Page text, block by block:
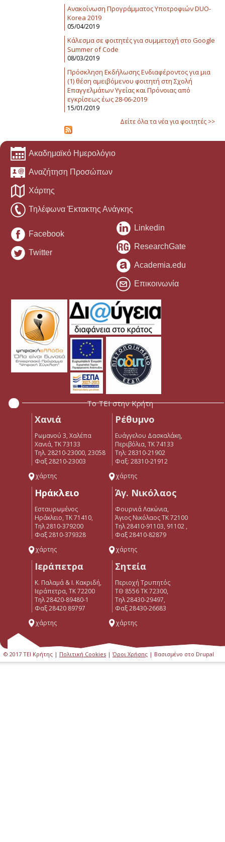
Ανακοίνωση Προγράμματος Υποτροφιών DUO-
Korea 2019
05/04/2019
Κάλεσμα σε φοιτητές για συμμετοχή στο Google
Summer of Code
08/03/2019
Πρόσκληση Εκδήλωσης Ενδιαφέροντος για μια
(1) θέση αμειβόμενου φοιτητή στη Σχολή
Επαγγελμάτων Υγείας και Πρόνοιας από
εγκρίσεως έως 28-06-2019
15/01/2019
Δείτε όλα τα νέα για φοιτητές >>
Ακαδημαϊκό Ημερολόγιο
Αναζήτηση Προσώπων
Χάρτης
Τηλέφωνα Έκτακτης Ανάγκης
Facebook
Twitter
Linkedin
ResearchGate
Academia.edu
Επικοινωνία
Το ΤΕΙ στην Κρήτη
Χανιά
Ρωμανού 3, Χαλέπα
Χανιά, ΤΚ 73133
Τηλ. 28210-23000, 23058
Φαξ 28210-23003
χάρτης
Ρέθυμνο
Ευάγγελου Δασκαλάκη,
Περιβόλια, ΤΚ 74133
Tηλ: 28310-21902
Φαξ: 28310-21912
χάρτης
Ηράκλειο
Εσταυρωμένος
Ηράκλειο, ΤΚ 71410,
Τηλ 2810-379200
Φαξ 2810-379328
χάρτης
Άγ. Νικόλαος
Φουρνιά Λακώνια,
Άγιος Νικόλαος ΤΚ 72100
Τηλ 28410-91103, 91102 ,
Φαξ 28410-82879
χάρτης
Ιεράπετρα
Κ. Παλαμά & Ι. Κακριδή,
Ιεράπετρα, ΤΚ 72200
Tηλ 28420-89480-1
Φαξ 28420 89797
χάρτης
Σητεία
Περιοχή Τρυπητός
ΤΘ 8556 ΤΚ 72300,
Τηλ 28430-29497,
Φαξ 28430-26683
χάρτης
© 2017 ΤΕΙ Κρήτης | Πολιτική Cookies | Όροι Χρήσης | Βασισμένο στο Drupal